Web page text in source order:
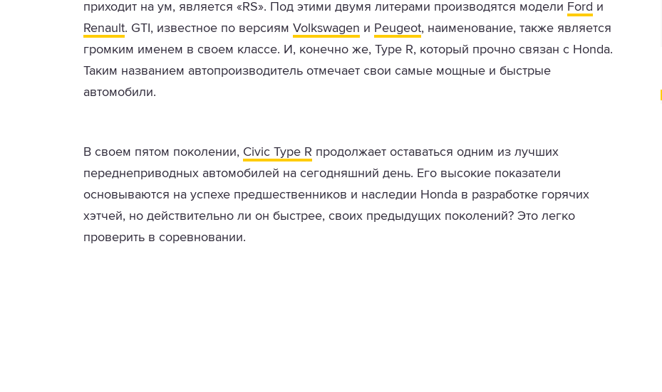
приходит на ум, является «RS». Под этими двумя литерами производятся модели Ford и
Renault. GTI, известное по версиям Volkswagen и Peugeot, наименование, также является
громким именем в своем классе. И, конечно же, Type R, который прочно связан с Honda.
Таким названием автопроизводитель отмечает свои самые мощные и быстрые
автомобили.
В своем пятом поколении, Civic Type R продолжает оставаться одним из лучших
переднеприводных автомобилей на сегодняшний день. Его высокие показатели
основываются на успехе предшественников и наследии Honda в разработке горячих
хэтчей, но действительно ли он быстрее, своих предыдущих поколений? Это легко
проверить в соревновании.